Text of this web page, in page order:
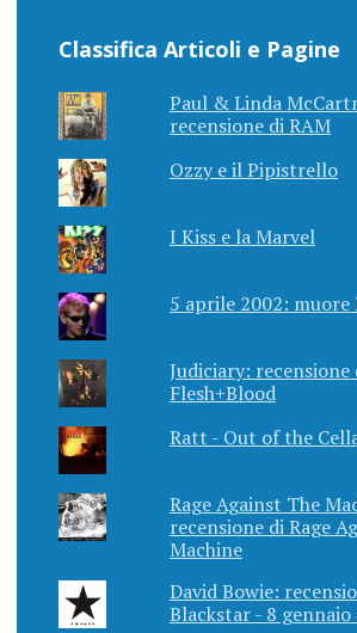
Classifica Articoli e Pagine
Paul & Linda
recensione di RAM
Ozzy e il Pipistrello
I Kiss e la Marvel
5 aprile 2002: muore
Judiciary: recensione
Flesh+Blood
Ratt - Out of the
Rage Against The
recensione di Rage
Machine
David Bowie:
Blackstar - 8 gennaio